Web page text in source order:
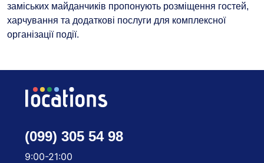
заміських майданчиків пропонують розміщення гостей,
харчування та додаткові послуги для комплексної
організації події.
(099) 305 54 98
9:00-21:00